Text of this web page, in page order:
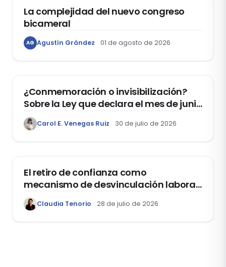
La complejidad del nuevo congreso
bicameral
AG Agustín Grández 01 de agosto de 2026
¿Conmemoración o invisibilización?
Sobre la Ley que declara el mes de junio
como el “Mes de la Vida y la Familia”
Carol E. Venegas Ruiz 30 de julio de 2026
El retiro de confianza como
mecanismo de desvinculación laboral:
reflexiones a propósito de la casación
laboral 29553-2024 loreto
Claudia Tenorio 28 de julio de 2026